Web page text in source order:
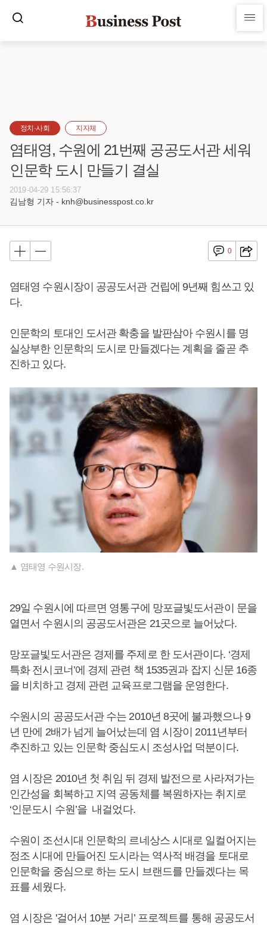
정치·사회 지자체
염태영, 수원에 21번째 공공도서관 세워
인문학 도시 만들기 결실
2019-04-29 15:56:37
김남형 기자 - knh@businesspost.co.kr
0
염태영 수원시장이 공공도서관 건립에 9년째 힘쓰고 있
다.
인문학의 토대인 도서관 확충을 발판삼아 수원시를 명
실상부한 인문학의 도시로 만들겠다는 계획을 줄곧 추
진하고 있다.
▲ 염태영 수원시장.
29일 수원시에 따르면 영통구에 망포글빛도서관이 문을
열면서 수원시의 공공도서관은 21곳으로 늘어났다.
망포글빛도서관은 경제를 주제로 한 도서관이다. ‘경제
특화 전시코너’에 경제 관련 책 1535권과 잡지 신문 16종
을 비치하고 경제 관련 교육프로그램을 운영한다.
수원시의 공공도서관 수는 2010년 8곳에 불과했으나 9
년 만에 2배가 넘게 늘어났는데 염 시장이 2011년부터
추진하고 있는 인문학 중심도시 조성사업 덕분이다.
염 시장은 2010년 첫 취임 뒤 경제 발전으로 사라져가는
인간성을 회복하고 지역 공동체를 복원하자는 취지로
‘인문도시 수원’을 내걸었다.
수원이 조선시대 인문학의 르네상스 시대로 일컬어지는
정조 시대에 만들어진 도시라는 역사적 배경을 토대로
인문학을 중심으로 하는 도시 브랜드를 만들겠다는 목
표를 세웠다.
염 시장은 '걸어서 10분 거리’ 프로젝트를 통해 공공도서